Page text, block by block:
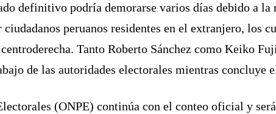
definitivo podría demorarse varios días debido a la
peruanos residentes en el extranjero, los
Tanto Roberto Sánchez como Keiko
de las autoridades electorales mientras concluye
(ONPE) continúa con el conteo oficial y